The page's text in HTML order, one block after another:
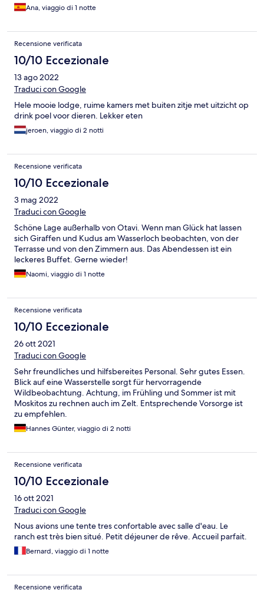
Ana, viaggio di 1 notte
Recensione verificata
10/10 Eccezionale
13 ago 2022
Traduci con Google
Hele mooie lodge, ruime kamers met buiten zitje met uitzicht op
drink poel voor dieren. Lekker eten
jeroen, viaggio di 2 notti
Recensione verificata
10/10 Eccezionale
3 mag 2022
Traduci con Google
Schöne Lage außerhalb von Otavi. Wenn man Glück hat lassen
sich Giraffen und Kudus am Wasserloch beobachten, von der
Terrasse und von den Zimmern aus. Das Abendessen ist ein
leckeres Buffet. Gerne wieder!
Naomi, viaggio di 1 notte
Recensione verificata
10/10 Eccezionale
26 ott 2021
Traduci con Google
Sehr freundliches und hilfsbereites Personal. Sehr gutes Essen.
Blick auf eine Wasserstelle sorgt für hervorragende
Wildbeobachtung. Achtung, im Frühling und Sommer ist mit
Moskitos zu rechnen auch im Zelt. Entsprechende Vorsorge ist
zu empfehlen.
Hannes Günter, viaggio di 2 notti
Recensione verificata
10/10 Eccezionale
16 ott 2021
Traduci con Google
Nous avions une tente tres confortable avec salle d'eau. Le
ranch est très bien situé. Petit déjeuner de rêve. Accueil parfait.
Bernard, viaggio di 1 notte
Recensione verificata